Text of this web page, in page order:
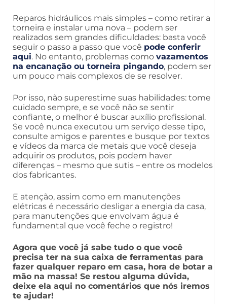
Reparos hidráulicos mais simples – como retirar a
torneira e instalar uma nova – podem ser
realizados sem grandes dificuldades: basta você
seguir o passo a passo que você pode conferir
aqui. No entanto, problemas como vazamentos
na encanação ou torneira pingando, podem ser
um pouco mais complexos de se resolver.
Por isso, não superestime suas habilidades: tome
cuidado sempre, e se você não se sentir
confiante, o melhor é buscar auxílio profissional.
Se você nunca executou um serviço desse tipo,
consulte amigos e parentes e busque por textos
e vídeos da marca de metais que você deseja
adquirir os produtos, pois podem haver
diferenças – mesmo que sutis – entre os modelos
dos fabricantes.
E atenção, assim como em manutenções
elétricas é necessário desligar a energia da casa,
para manutenções que envolvam água é
fundamental que você feche o registro!
Agora que você já sabe tudo o que você
precisa ter na sua caixa de ferramentas para
fazer qualquer reparo em casa, hora de botar a
mão na massa! Se restou alguma dúvida,
deixe ela aqui no comentários que nós iremos
te ajudar!